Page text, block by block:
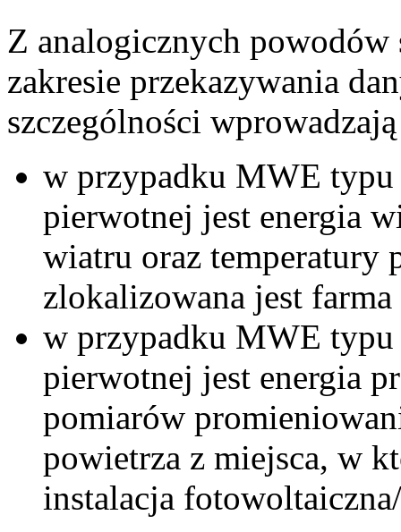
Z analogicznych
zakresie przekazywania
szczególności
w przypadku MWE
pierwotnej jest energia
wiatru oraz temperatury
zlokalizowana jest
w przypadku MWE
pierwotnej jest energia
pomiarów
powietrza z miejsca, w
instalacja